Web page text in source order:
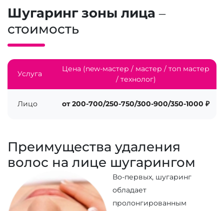
Шугаринг зоны лица –
стоимость
Услуга
Цена (new-мастер / мастер / топ мастер
/ технолог)
Лицо от 200-700/250-750/300-900/350-1000 ₽
Преимущества удаления
волос на лице шугарингом
Во-первых, шугаринг
обладает
пролонгированным